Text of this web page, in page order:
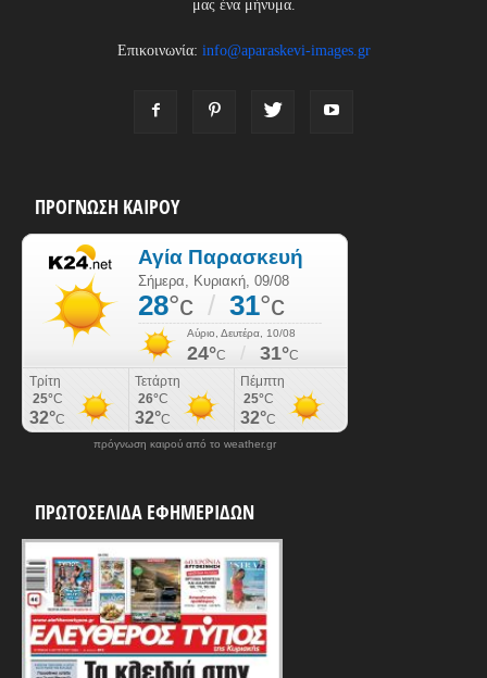
μας ένα μήνυμα.
Επικοινωνία: info@aparaskevi-images.gr
ΠΡΟΓΝΩΣΗ ΚΑΙΡΟΥ
πρόγνωση καιρού από το weather.gr
ΠΡΩΤΟΣΕΛΙΔΑ ΕΦΗΜΕΡΙΔΩΝ